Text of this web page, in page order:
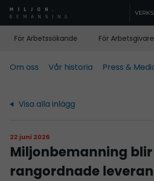
För Arbetssökande För Arbetsgivare
Om oss Vår historia Press &
Visa alla inlägg
22 juni 2026
Miljonbemanning
rangordnade